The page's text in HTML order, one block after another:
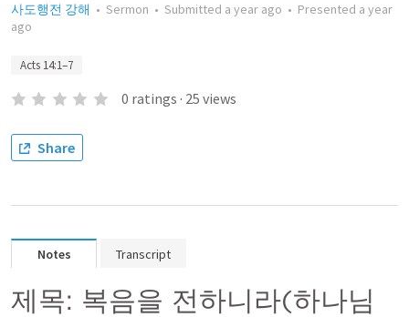
사도행전 강해 • Sermon • Submitted a year ago • Presented a year
ago
Acts 14:1–7
0 ratings · 25 views
Share
Notes Transcript
제목: 복음을 전하니라(하나님